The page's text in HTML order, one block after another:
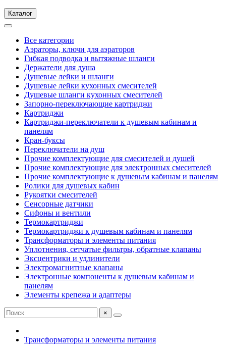
Каталог
Все категории
Аэраторы, ключи для аэраторов
Гибкая подводка и вытяжные шланги
Держатели для душа
Душевые лейки и шланги
Душевые лейки кухонных смесителей
Душевые шланги кухонных смесителей
Запорно-переключающие картриджи
Картриджи
Картриджи-переключатели к душевым кабинам и
панелям
Кран-буксы
Переключатели на душ
Прочие комплектующие для смесителей и душей
Прочие комплектующие для электронных смесителей
Прочие комплектующие к душевым кабинам и панелям
Ролики для душевых кабин
Рукоятки смесителей
Сенсорные датчики
Сифоны и вентили
Термокартриджи
Термокартриджи к душевым кабинам и панелям
Трансформаторы и элементы питания
Уплотнения, сетчатые фильтры, обратные клапаны
Эксцентрики и удлинители
Электромагнитные клапаны
Электронные компоненты к душевым кабинам и
панелям
Элементы крепежа и адаптеры
×
Трансформаторы и элементы питания